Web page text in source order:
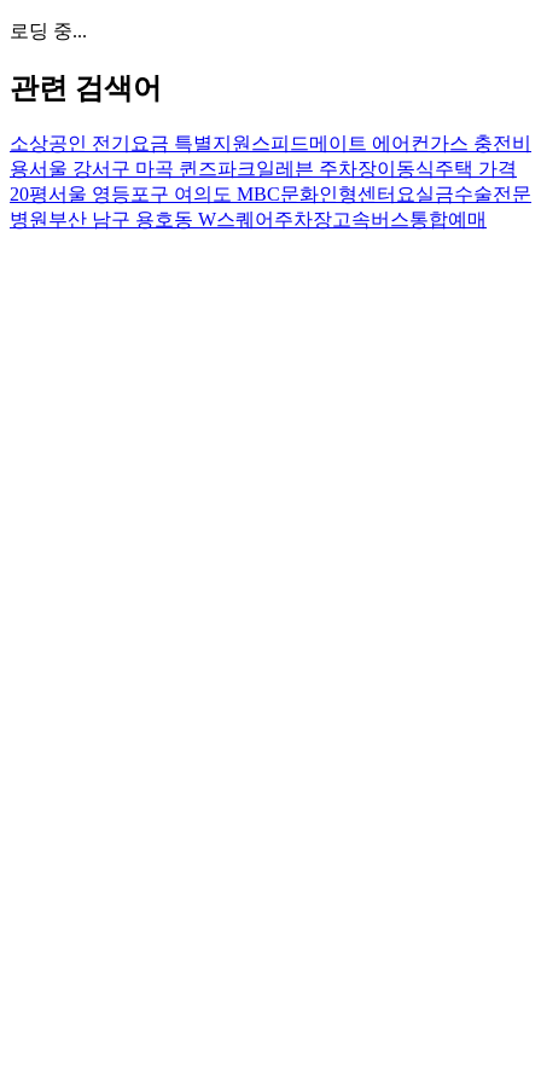
로딩 중...
관련 검색어
소상공인 전기요금 특별지원 스피드메이트 에어컨가스 충전비
용서울 강서구 마곡 퀸즈파크일레븐 주차장이동식주택 가격
20평서울 영등포구 여의도 MBC문화인형센터 요실금수술전문
병원 부산 남구 용호동 W스퀘어주차장고속버스통합예매